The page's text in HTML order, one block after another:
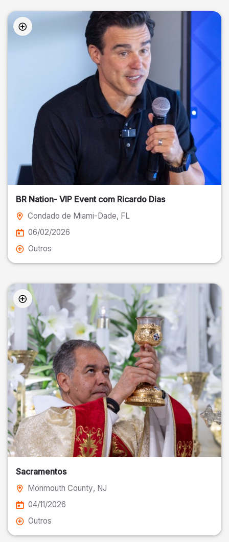
BR Nation- VIP Event com Ricardo Dias
Condado de Miami-Dade, FL
06/02/2026
Outros
Sacramentos
Monmouth County, NJ
04/11/2026
Outros